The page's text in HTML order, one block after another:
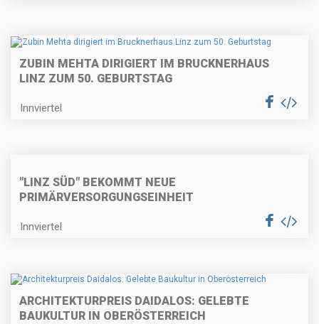
ZUBIN MEHTA DIRIGIERT IM BRUCKNERHAUS
LINZ ZUM 50. GEBURTSTAG
Innviertel
"LINZ SÜD" BEKOMMT NEUE
PRIMÄRVERSORGUNGSEINHEIT
Innviertel
ARCHITEKTURPREIS DAIDALOS: GELEBTE
BAUKULTUR IN OBERÖSTERREICH